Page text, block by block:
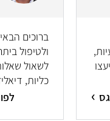
ברוכים
ולטיפול
לשאול
כליות,
ודרכים